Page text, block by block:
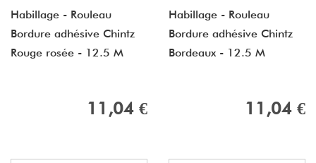
Habillage - Rouleau
Bordure adhésive Chintz
Rouge rosée - 12.5 M
11,04 €
Habillage - Rouleau
Bordure adhésive Chintz
Bordeaux - 12.5 M
11,04 €